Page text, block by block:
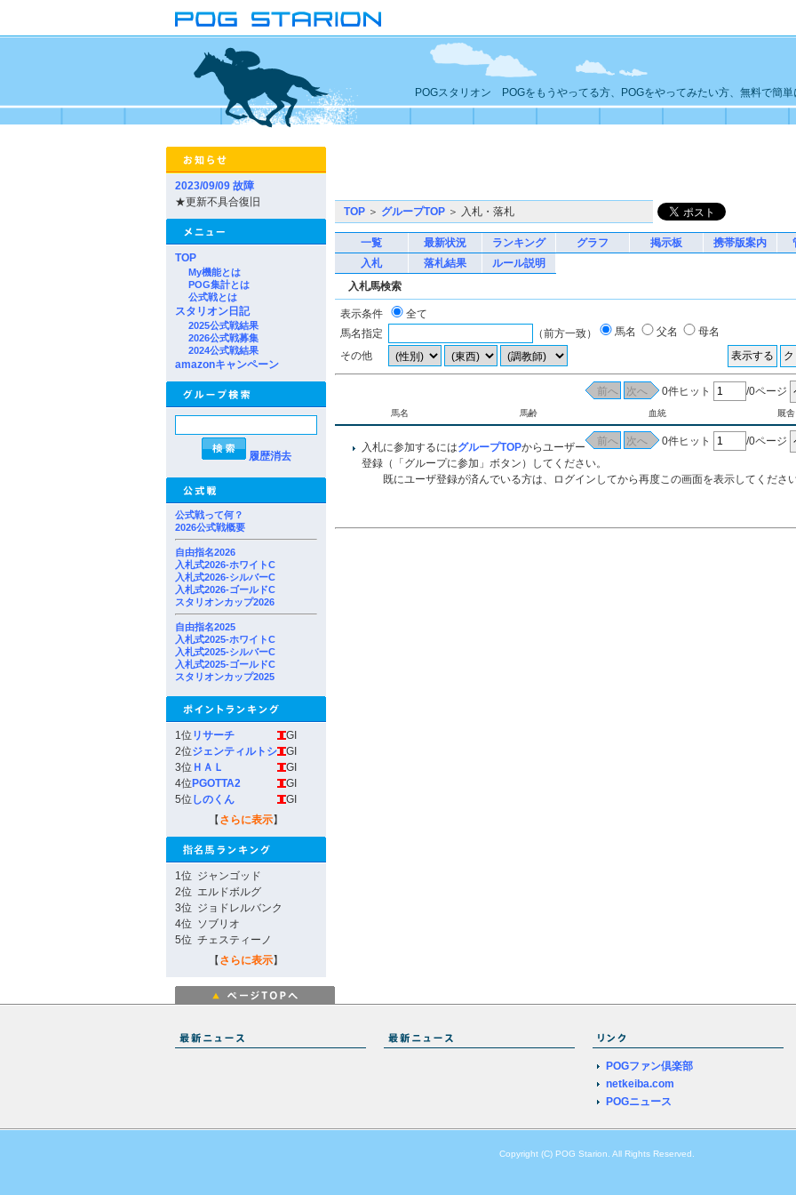
POGスタリオン POGをもうやってる方、POGをやってみたい方、無料で簡
2023/09/09 故障
★更新不具合復旧
TOP
My機能とは
POG集計とは
公式戦とは
スタリオン日記
2025公式戦結果
2026公式戦募集
2024公式戦結果
amazonキャンペーン
履歴消去
公式戦って何？
2026公式戦概要
自由指名2026
入札式2026-ホワイトC
入札式2026-シルバーC
入札式2026-ゴールドC
スタリオンカップ2026
自由指名2025
入札式2025-ホワイトC
入札式2025-シルバーC
入札式2025-ゴールドC
スタリオンカップ2025
1位 リサーチ
GI
2位ジェンティルトシ
GI
3位 ＨＡＬ
GI
4位 PGOTTA2
GI
5位 しのくん
GI
【 さらに表示】
1位 ジャンゴッド
2位 エルドボルグ
3位 ジョドレルバンク
4位 ソブリオ
5位 チェスティーノ
【 さらに表示】
TOP ＞ グループTOP ＞ 入札・落札
一覧 最新状況 ランキング グラフ 掲示板 携帯版案内
入札
落札結果
ルール説明
入札馬検索
表示条件
全て
馬名指定
（前方一致） 馬名 父名
母名
その他
0件ヒット /0ページ
馬名 馬齢 血統 厩舎
0件ヒット /0ページ
入札に参加するにはグループTOPからユーザー
登録（「グループに参加」ボタン）してください。
既にユーザ登録が済んでいる方は、ログインしてから再度この画面を表示してくださ
POGファン倶楽部
netkeiba.com
POGニュース
Copyright (C) POG Starion. All Rights Reserved.